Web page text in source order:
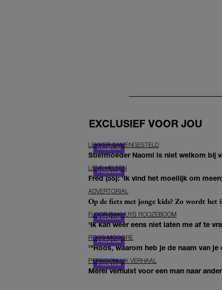
EXCLUSIEF VOOR JOU
LEKKER SAMENGESTELD
Stiefmoeder Naomi is niet welkom bij
LIEVE HELEEN
Fred (55): 'Ik vind het moeilijk om
ADVERTORIAL
Op de fiets met jonge kids? Zo wordt het
FLOOR BAKHUYS ROOZEBOOM
'Ik kan weer eens niet laten me af te
ROOS MOGGRÉ
'"Roos, waarom heb je de naam van
PERSOONLIJK VERHAAL
Merel verhuist voor een man naar